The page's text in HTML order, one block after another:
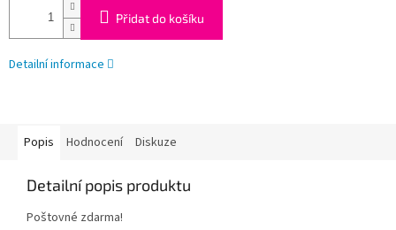
Přidat do košíku
Detailní informace
Popis Hodnocení Diskuze
Detailní popis produktu
Poštovné zdarma!